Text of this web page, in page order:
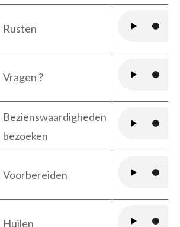
Rusten
Vragen ?
Bezienswaardigheden
bezoeken
Voorbereiden
Huilen